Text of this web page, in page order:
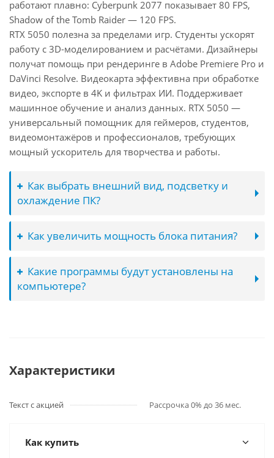
работают плавно: Cyberpunk 2077 показывает 80 FPS,
Shadow of the Tomb Raider — 120 FPS.
RTX 5050 полезна за пределами игр. Студенты ускорят
работу с 3D-моделированием и расчётами. Дизайнеры
получат помощь при рендеринге в Adobe Premiere Pro и
DaVinci Resolve. Видеокарта эффективна при обработке
видео, экспорте в 4K и фильтрах ИИ. Поддерживает
машинное обучение и анализ данных. RTX 5050 —
универсальный помощник для геймеров, студентов,
видеомонтажёров и профессионалов, требующих
мощный ускоритель для творчества и работы.
Как выбрать внешний вид, подсветку и
охлаждение ПК?
Как увеличить мощность блока питания?
Какие программы будут установлены на
компьютере?
Характеристики
Текст с акцией Рассрочка 0% до 36 мес.
Как купить